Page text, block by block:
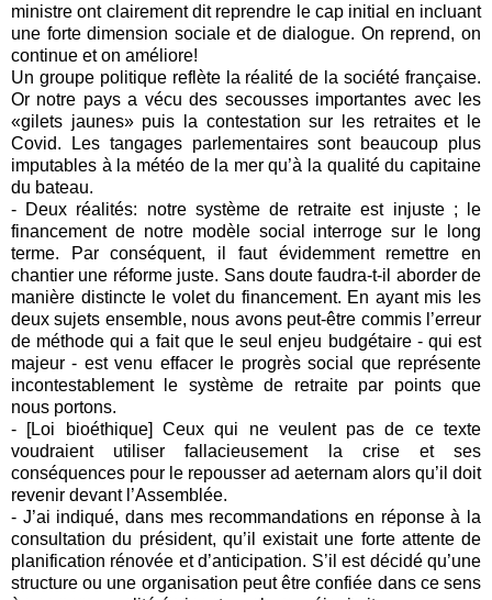
ministre ont clairement dit reprendre le cap initial en incluant
une forte dimension sociale et de dialogue. On reprend, on
continue et on améliore!
Un groupe politique reflète la réalité de la société française.
Or notre pays a vécu des secousses importantes avec les
«gilets jaunes» puis la contestation sur les retraites et le
Covid. Les tangages parlementaires sont beaucoup plus
imputables à la météo de la mer qu’à la qualité du capitaine
du bateau.
- Deux réalités: notre système de retraite est injuste ; le
financement de notre modèle social interroge sur le long
terme. Par conséquent, il faut évidemment remettre en
chantier une réforme juste. Sans doute faudra-t-il aborder de
manière distincte le volet du financement. En ayant mis les
deux sujets ensemble, nous avons peut-être commis l’erreur
de méthode qui a fait que le seul enjeu budgétaire - qui est
majeur - est venu effacer le progrès social que représente
incontestablement le système de retraite par points que
nous portons.
- [Loi bioéthique] Ceux qui ne veulent pas de ce texte
voudraient utiliser fallacieusement la crise et ses
conséquences pour le repousser ad aeternam alors qu’il doit
revenir devant l’Assemblée.
- J’ai indiqué, dans mes recommandations en réponse à la
consultation du président, qu’il existait une forte attente de
planification rénovée et d’anticipation. S’il est décidé qu’une
structure ou une organisation peut être confiée dans ce sens